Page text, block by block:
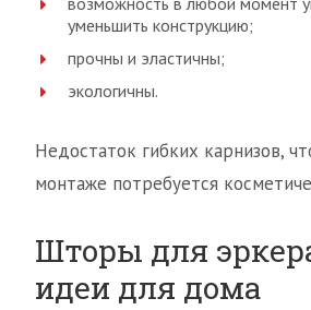
уменьшить конструкцию;
прочны и эластичны;
экологичны.
Недостаток гибких карнизов,
монтаже потребуется
Шторы для
идеи для дома